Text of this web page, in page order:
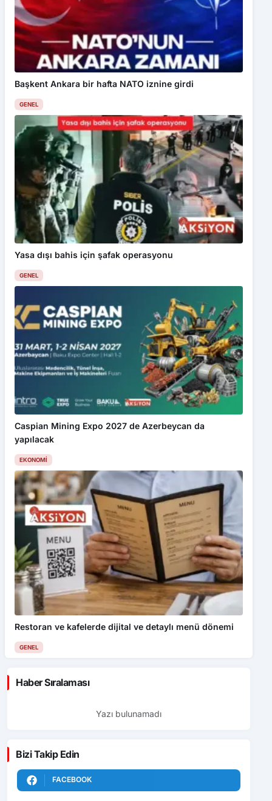
Başkent Ankara bir hafta NATO iznine girdi
GENEL
Yasa dışı bahis için şafak operasyonu
GENEL
Caspian Mining Expo 2027 de Azerbeycan da
yapılacak
EKONOMI
Restoran ve kafelerde dijital ve detaylı menü dönemi
GENEL
Haber Sıralaması
Yazı bulunamadı
Bizi Takip Edin
FACEBOOK